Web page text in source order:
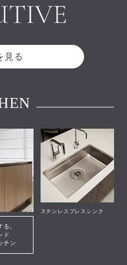
見る
、
ド
チン
ステンレスプレスシンク